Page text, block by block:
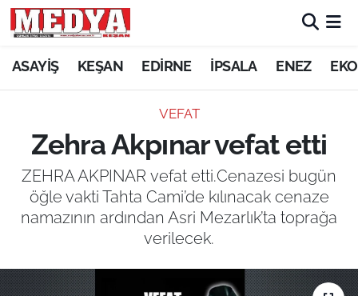
ASAYİŞ KEŞAN EDİRNE İPSALA ENEZ
VEFAT
Zehra Akpınar vefat etti
ZEHRA AKPINAR vefat etti.Cenazesi bugün
öğle vakti Tahta Cami’de kılınacak cenaze
namazının ardından Asri Mezarlık’ta toprağa
verilecek.
KEŞAN
ASAYİŞ
SİYASET
GÜNDEM
EKONOMİ